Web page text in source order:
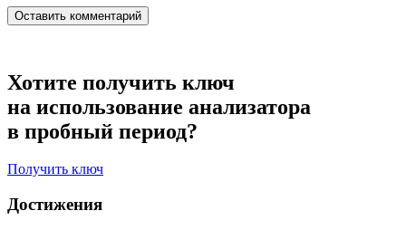
Хотите получить ключ
на использование анализатора
в пробный период?
Получить ключ
Достижения